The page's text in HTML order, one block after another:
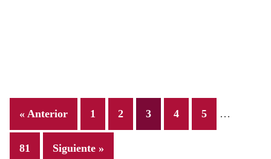
« Anterior Page
1 Page
2 Page
3 Page
4 Page
5 …
Page
81 Siguiente »